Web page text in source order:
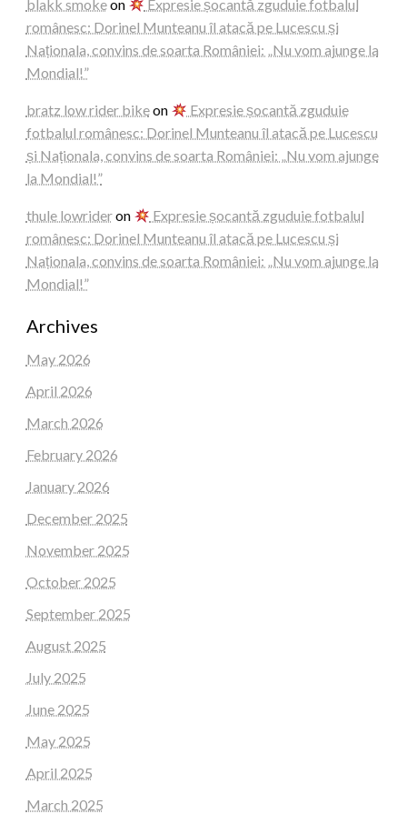
blakk smokeon
Expresie șocantă zguduie fotbalul
românesc: Dorinel Munteanu îl atacă pe Lucescu și
Naționala, convins de soarta României: „Nu vom ajunge la
Mondial!”
bratz low rider bikeon
Expresie șocantă zguduie
fotbalul românesc: Dorinel Munteanu îl atacă pe Lucescu
și Naționala, convins de soarta României: „Nu vom ajunge
la Mondial!”
thule lowrideron
Expresie șocantă zguduie fotbalul
românesc: Dorinel Munteanu îl atacă pe Lucescu și
Naționala, convins de soarta României: „Nu vom ajunge la
Mondial!”
Archives
May 2026
April 2026
March 2026
February 2026
January 2026
December 2025
November 2025
October 2025
September 2025
August 2025
July 2025
June 2025
May 2025
April 2025
March 2025